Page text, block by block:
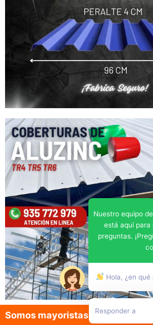
Somos mayoristas en la venta de
Nuestro equipo
está aquí para
preguntas.
Hola, ¿en